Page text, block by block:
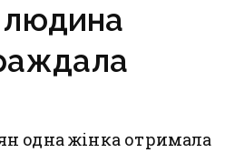
одна жінка отримала